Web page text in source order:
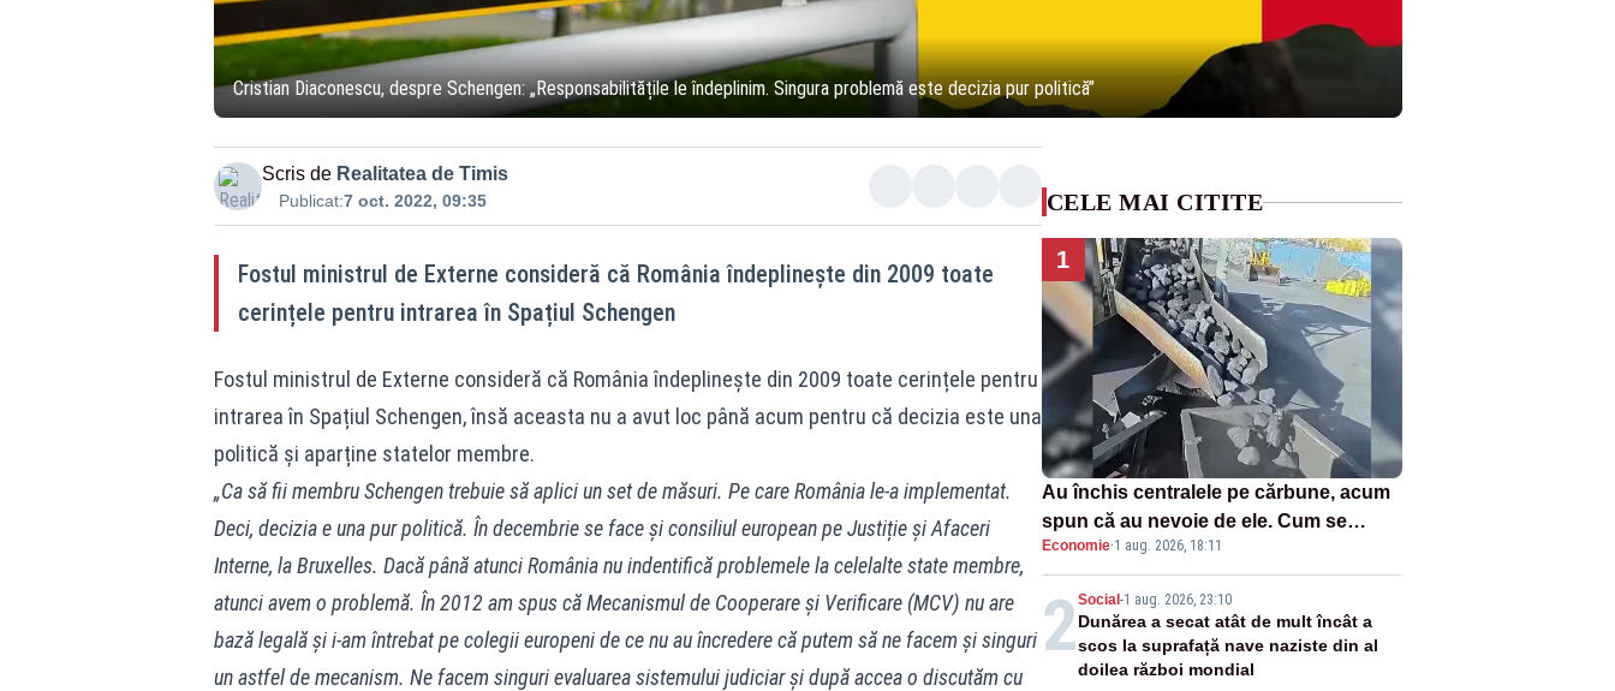
Cristian Diaconescu, despre Schengen: „Responsabilitățile le îndeplinim. Singura problemă este decizia pur politică”
Scris de Realitatea de Timis
Publicat:7 oct. 2022, 09:35
Fostul ministrul de Externe consideră că România îndeplinește din 2009 toate
cerințele pentru intrarea în Spațiul Schengen
Fostul ministrul de Externe consideră că România îndeplinește din 2009 toate cerințele pentru
intrarea în Spațiul Schengen, însă aceasta nu a avut loc până acum pentru că decizia este una
politică și aparține statelor membre.
„Ca să fii membru Schengen trebuie să aplici un set de măsuri. Pe care România le-a implementat.
Deci, decizia e una pur politică. În decembrie se face și consiliul european pe Justiție și Afaceri
Interne, la Bruxelles. Dacă până atunci România nu indentifică problemele la celelalte state membre,
atunci avem o problemă. În 2012 am spus că Mecanismul de Cooperare și Verificare (MCV) nu are
bază legală și i-am întrebat pe colegii europeni de ce nu au încredere că putem să ne facem și singuri
un astfel de mecanism. Ne facem singuri evaluarea sistemului judiciar și după accea o discutăm cu
CELE MAI CITITE
1
Au închis centralele pe cărbune, acum
spun că au nevoie de ele. Cum se
pasează vina în plină criză energetică
Economie·1 aug. 2026, 18:11
2Social -1 aug. 2026, 23:10
Dunărea a secat atât de mult încât a
scos la suprafață nave naziste din al
doilea război mondial